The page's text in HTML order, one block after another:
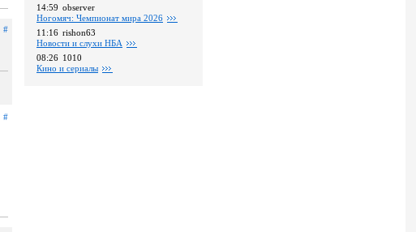
#
#
14:59 observer
Ногомяч: Чемпионат мира 2026
11:16 rishon63
Новости и слухи НБА
08:26 1010
Кино и сериалы